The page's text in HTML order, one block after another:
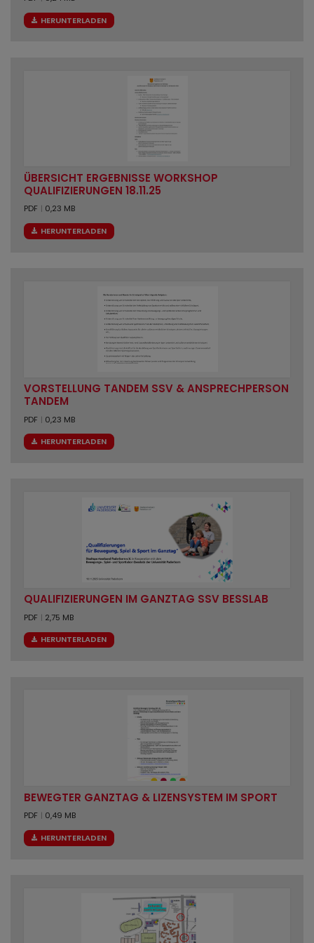
HERUNTERLADEN
ÜBERSICHT ERGEBNISSE WORKSHOP
QUALIFIZIERUNGEN 18.11.25
PDF | 0,23 MB
HERUNTERLADEN
VORSTELLUNG TANDEM SSV & ANSPRECHPERSON
TANDEM
PDF | 0,23 MB
HERUNTERLADEN
QUALIFIZIERUNGEN IM GANZTAG SSV BESSLAB
PDF | 2,75 MB
HERUNTERLADEN
BEWEGTER GANZTAG & LIZENSYSTEM IM SPORT
PDF | 0,49 MB
HERUNTERLADEN